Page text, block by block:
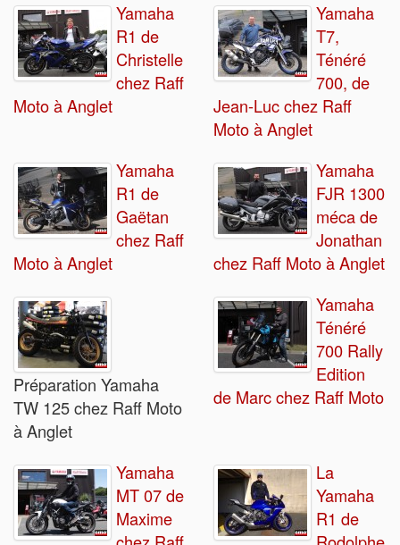
Yamaha
R1 de
Christelle
chez Raff
Moto à Anglet
Yamaha
T7,
Ténéré
700, de
Jean-Luc chez Raff
Moto à Anglet
Yamaha
R1 de
Gaëtan
chez Raff
Moto à Anglet
Yamaha
FJR 1300
méca de
Jonathan
chez Raff Moto à Anglet
Préparation Yamaha
TW 125 chez Raff Moto
à Anglet
Yamaha
Ténéré
700 Rally
Edition
de Marc chez Raff Moto
Yamaha
MT 07 de
Maxime
La
Yamaha
R1 de